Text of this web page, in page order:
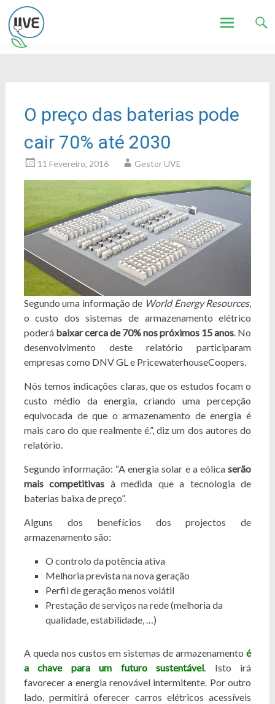
O preço das baterias pode
cair 70% até 2030
11 Fevereiro, 2016 Gestor UVE
Segundo uma informação de World Energy Resources,
o custo dos sistemas de armazenamento elétrico
poderá baixar cerca de 70% nos próximos 15 anos. No
desenvolvimento deste relatório participaram
empresas como DNV GL e PricewaterhouseCoopers.
Nós temos indicações claras, que os estudos focam o
custo médio da energia, criando uma percepção
equivocada de que o armazenamento de energia é
mais caro do que realmente é.”, diz um dos autores do
relatório.
Segundo informação: “A energia solar e a eólicaserão
mais competitivas à medida que a tecnologia de
baterias baixa de preço”.
Alguns dos benefícios dos projectos de
armazenamento são:
O controlo da potência ativa
Melhoria prevista na nova geração
Perfil de geração menos volátil
Prestação de serviços na rede (melhoria da
qualidade, estabilidade, …)
A queda nos custos em sistemas de armazenamentoé
a chave para um futuro sustentável. Isto irá
favorecer a energia renovável intermitente. Por outro
lado, permitirá oferecer carros elétricos acessíveis